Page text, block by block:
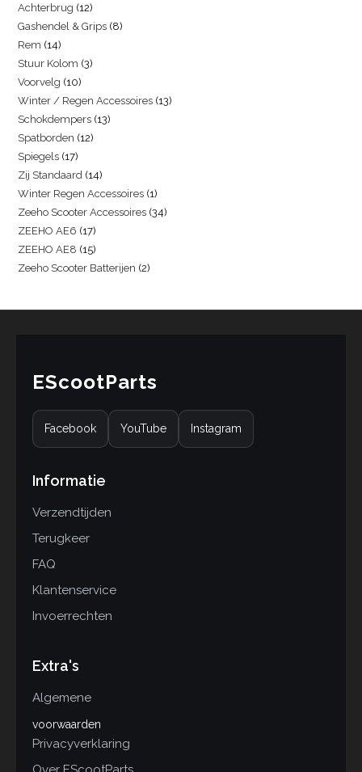
Achterbrug 12
Gashendel & Grips 8
Rem 14
Stuur Kolom 3
Voorvelg 10
Winter / Regen Accessoires 13
Schokdempers 13
Spatborden 12
Spiegels 17
Zij Standaard
14
Winter Regen Accessoires 1
Zeeho Scooter Accessoires 34
ZEEHO AE6 17
ZEEHO AE8 15
Zeeho Scooter Batterijen 2
EScootParts
Facebook YouTube Instagram
Informatie
Verzendtijden
Terugkeer
FAQ
Klantenservice
Invoerrechten
Extra's
Algemene
voorwaarden
Privacyverklaring